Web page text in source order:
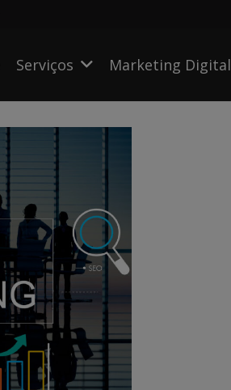
Serviços Marketing Digital